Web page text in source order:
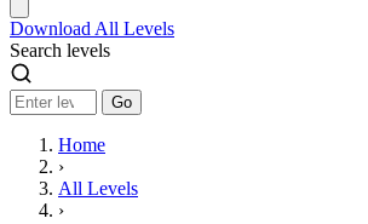
Download All Levels
Search levels
Go
Home
›
All Levels
›